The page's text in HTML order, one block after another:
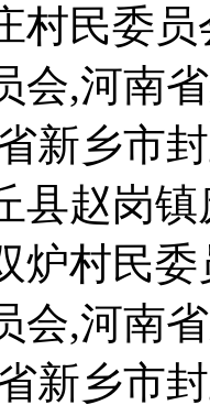
村民委
会,河南
新乡市
县赵岗
炉村民
会,河南
新乡市